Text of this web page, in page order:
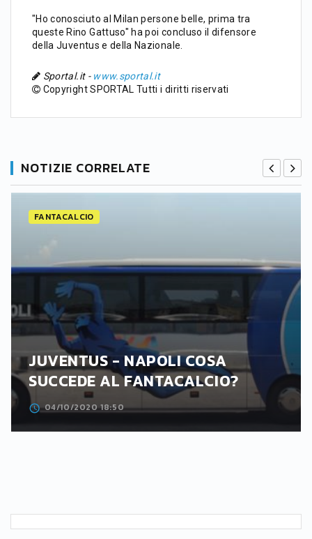
"Ho conosciuto al Milan persone belle, prima tra
queste Rino Gattuso" ha poi concluso il difensore
della Juventus e della Nazionale.
Sportal.it - www.sportal.it
Copyright SPORTAL Tutti i diritti riservati
NOTIZIE CORRELATE
FANTACALCIO
JUVENTUS - NAPOLI COSA
SUCCEDE AL FANTACALCIO?
04/10/2020 18:50